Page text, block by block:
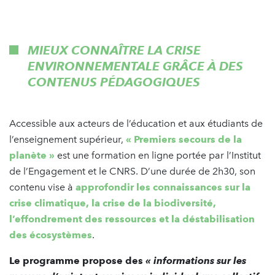
MIEUX CONNAÎTRE LA CRISE
ENVIRONNEMENTALE GRÂCE À DES
CONTENUS PÉDAGOGIQUES
Accessible aux acteurs de l’éducation et aux étudiants de
l’enseignement supérieur, « Premiers secours de la
planète » est une formation en ligne portée par l’Institut
de l’Engagement et le CNRS. D’une durée de 2h30, son
contenu vise à approfondir les connaissances sur la
crise climatique, la crise de la biodiversité,
l’effondrement des ressources et la déstabilisation
des écosystèmes.
Le programme propose des « informations sur les